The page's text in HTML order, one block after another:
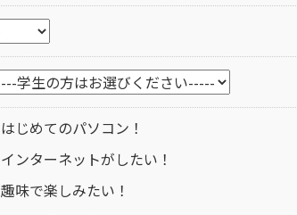
はじめてのパソコン！
インターネットがしたい！
趣味で楽しみたい！